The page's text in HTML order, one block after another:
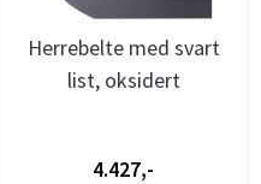
Herrebelte med svart
list, oksidert
4.427,-